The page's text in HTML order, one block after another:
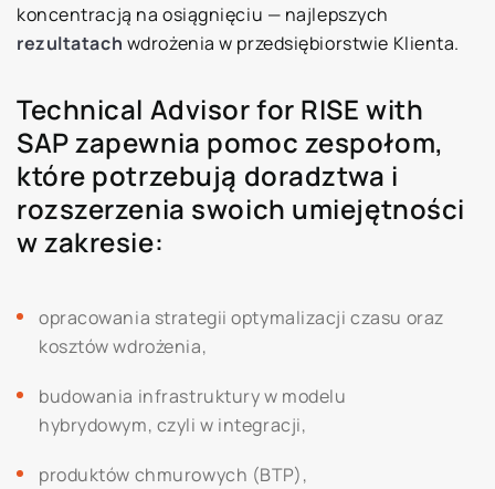
koncentracją na osiągnięciu — najlepszych
rezultatach wdrożenia w przedsiębiorstwie Klienta.
Technical Advisor for RISE with
SAP zapewnia pomoc zespołom,
które potrzebują doradztwa i
rozszerzenia swoich umiejętności
w zakresie:
opracowania strategii optymalizacji czasu oraz
kosztów wdrożenia,
budowania infrastruktury w modelu
hybrydowym, czyli w integracji,
produktów chmurowych (BTP),